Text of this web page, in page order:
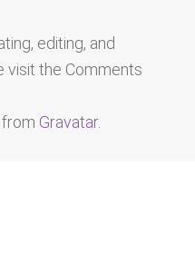
editing, and
visit the Comments
Gravatar.